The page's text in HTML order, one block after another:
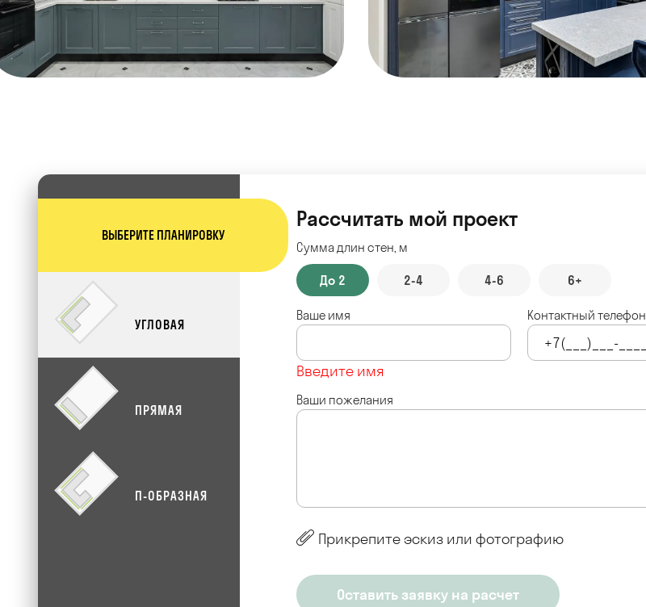
ВЫБЕРИТЕ ПЛАНИРОВКУ
УГЛОВАЯ
ПРЯМАЯ
П-ОБРАЗНАЯ
Рассчитать мой проект
Сумма длин стен, м
До 2 2-4 4-6 6+
Ваше имя
Введите имя
Контактный телефон
Ваши пожелания
Прикрепите эскиз или фотографию